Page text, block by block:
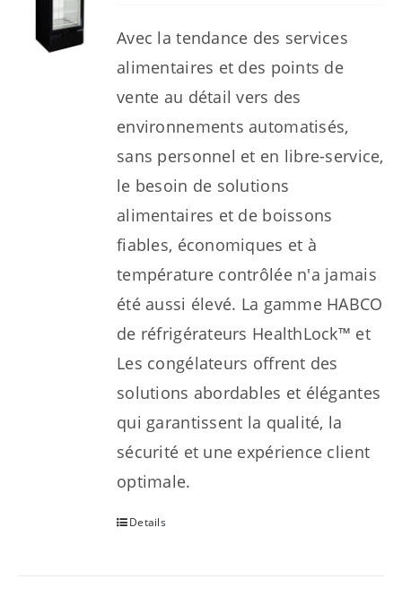
Avec la tendance des services
alimentaires et des points de
vente au détail vers des
environnements automatisés,
sans personnel et en libre-service,
le besoin de solutions
alimentaires et de boissons
fiables, économiques et à
température contrôlée n'a jamais
été aussi élevé. La gamme HABCO
de réfrigérateurs HealthLock™ et
Les congélateurs offrent des
solutions abordables et élégantes
qui garantissent la qualité, la
sécurité et une expérience client
optimale.
Details